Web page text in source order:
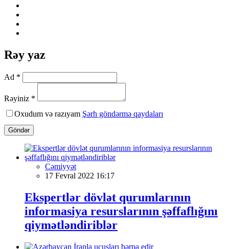
Rəy yaz
Ad *
Rəyiniz *
Oxudum və razıyam Şərh göndərmə qaydaları
Göndər
Cəmiyyət
17 Fevral 2022 16:17
Ekspertlər dövlət qurumlarının
informasiya resurslarının şəffaflığını
qiymətləndiriblər